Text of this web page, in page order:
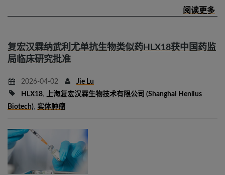
复宏汉霖纳武利尤单抗生物类似药HLX18获中国药监
局临床研究批准
2026-04-02
Jie Lu
HLX18, 上海复宏汉霖生物技术有限公司 (Shanghai Henlius
Biotech), 实体肿瘤